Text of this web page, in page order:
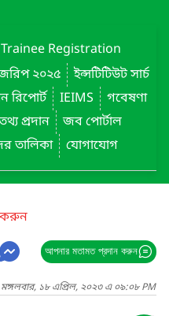
Registration
জরিপ ২০২৫
ইন্সটিটিউট সার্চ
রিপোর্ট IEIMS
গবেষণা
প্রদান
জব পোর্টাল
তালিকা যোগাযোগ
করুন
আপনার মতামত প্রদান করুন
মঙ্গলবার, ১৮ এপ্রিল, ২০২৩ এ ০৯:০৮ PM